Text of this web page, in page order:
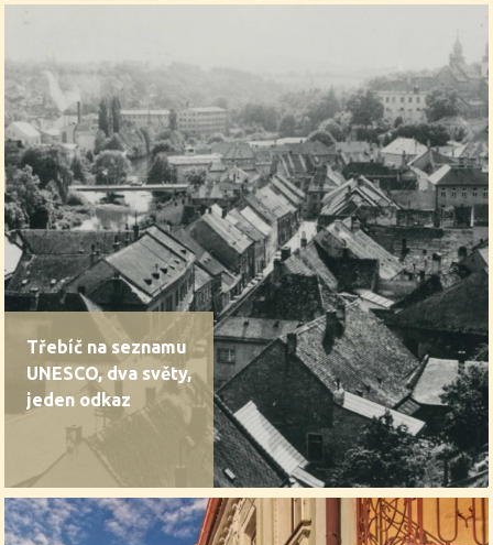
Třebíč na seznamu
UNESCO, dva světy,
jeden odkaz